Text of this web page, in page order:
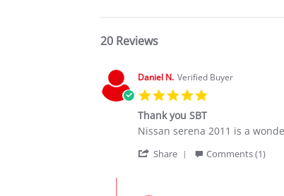
20 Reviews
Daniel N. Verified Buyer
Thank you SBT
Review
Daniel
review
Thank
Nissan serena 2011 is a
Share Comments (1)